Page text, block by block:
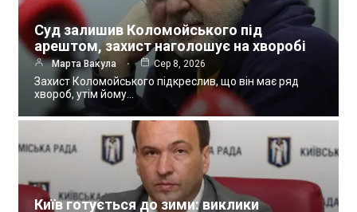
Суд залишив Коломойського під
арештом, захист наголошує на хворобі
Марта Вакула Сер 8, 2026
Захист Коломойського підкреслив, що він має ряд
хвороб, утім йому…
Київ готується до зими: виклики